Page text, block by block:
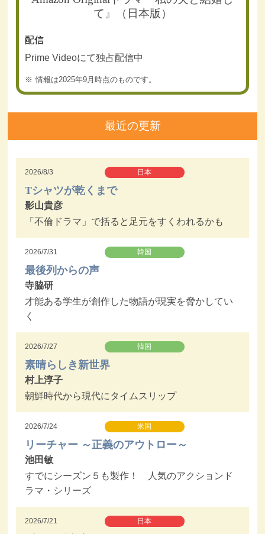
て』（日本版）
配信
Prime Videoにて独占配信中
情報は2025年9月時点のものです。
最近の更新
2026/8/3 日本
Tシャツが乾くまで
影山貴彦
「不倫ドラマ」で括ると足元をすくわれるかも
2026/7/31 韓国
最後列からの声
寺脇研
才能ある学生が創作した物語が現実を脅かしてい
く
2026/7/27 韓国
素晴らしき新世界
村上淳子
朝鮮時代から現代にタイムスリップ
2026/7/24 米国
リーチャー ～正義のアウトロー～
池田敏
すでにシーズン５も製作！ 人気のアクションド
ラマ・シリーズ
2026/7/21 日本